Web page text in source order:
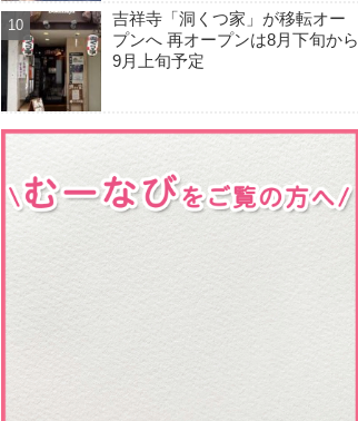
吉祥寺「洞くつ家」が移転オー
プンへ 再オープンは8月下旬から
9月上旬予定